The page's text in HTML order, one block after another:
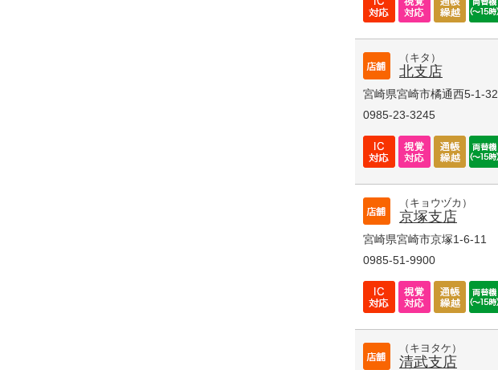
（キタ）
北支店
宮崎県宮崎市橘通西5-1-32
0985-23-3245
（キョウヅカ）
京塚支店
宮崎県宮崎市京塚1-6-11
0985-51-9900
（キヨタケ）
清武支店